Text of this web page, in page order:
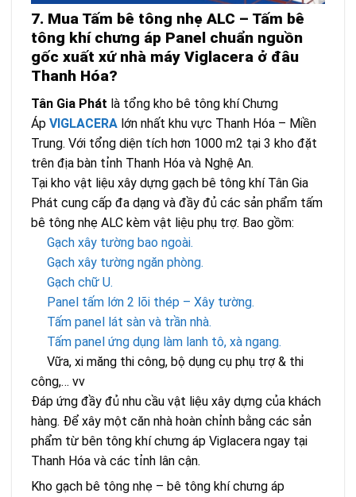
7. Mua Tấm bê tông nhẹ ALC – Tấm bê
tông khí chưng áp Panel chuẩn nguồn
gốc xuất xứ nhà máy Viglacera ở đâu
Thanh Hóa?
Tân Gia Phát là tổng kho bê tông khí Chưng
Áp VIGLACERA lớn nhất khu vực Thanh Hóa – Miền
Trung. Với tổng diện tích hơn 1000 m2 tại 3 kho đặt
trên địa bàn tỉnh Thanh Hóa và Nghệ An.
Tại kho vật liệu xây dựng gạch bê tông khí Tân Gia
Phát cung cấp đa dạng và đầy đủ các sản phẩm tấm
bê tông nhẹ ALC kèm vật liệu phụ trợ. Bao gồm:
Gạch xây tường bao ngoài.
Gạch xây tường ngăn phòng.
Gạch chữ U.
Panel tấm lớn 2 lõi thép – Xây tường.
Tấm panel lát sàn và trần nhà.
Tấm panel ứng dụng làm lanh tô, xà ngang.
Vữa, xi măng thi công, bộ dụng cụ phụ trợ & thi
công,… vv
Đáp ứng đầy đủ nhu cầu vật liệu xây dựng của khách
hàng. Để xây một căn nhà hoàn chỉnh bằng các sản
phẩm từ bên tông khí chưng áp Viglacera ngay tại
Thanh Hóa và các tỉnh lân cận.
Kho gạch bê tông nhẹ – bê tông khí chưng áp